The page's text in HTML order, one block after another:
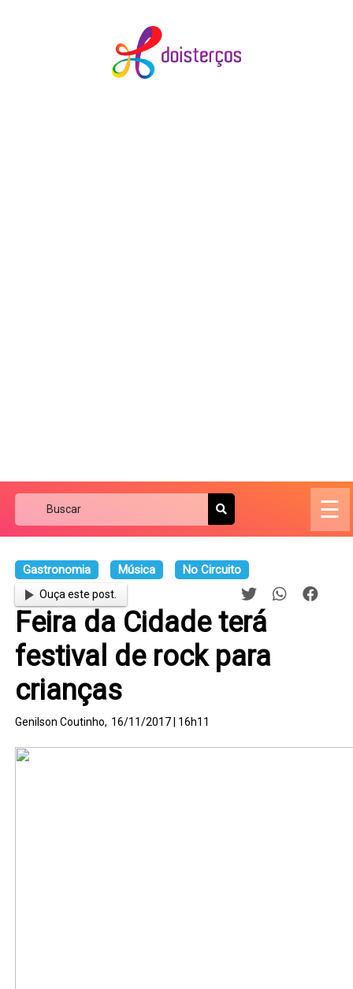
☰
Gastronomia Música No Circuito
Ouça este post.
Feira da Cidade terá
festival de rock para
crianças
Genilson Coutinho, 16/11/2017 | 16h11